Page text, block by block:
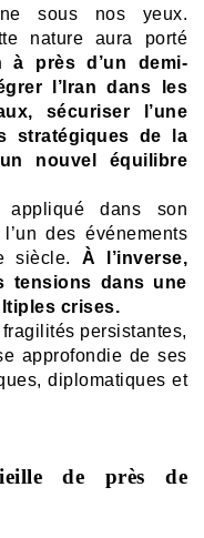
sous nos yeux.
nature aura porté
à près d’un demi-
l’Iran dans les
sécuriser l’une
stratégiques de la
nouvel équilibre
dans son
des événements
siècle. À l’inverse,
tensions dans une
crises.
persistantes,
approfondie de ses
diplomatiques et
de près de